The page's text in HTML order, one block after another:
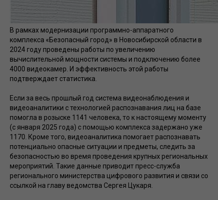
В рамках модернизации программно-аппаратного
комплекса «Безопасный город» в Новосибирской области в
2024 году проведены работы по увеличению
вычислительной мощности системы и подключению более
4000 видеокамер. И эффективность этой работы
подтверждает статистика.
Если за весь прошлый год система видеонаблюдения и
видеоаналитики с технологией распознавания лиц на базе
помогла в розыске 1141 человека, то к настоящему моменту
(с января 2025 года) с помощью комплекса задержано уже
1170. Кроме того, видеоаналитика помогает распознавать
потенциально опасные ситуации и предметы, следить за
безопасностью во время проведения крупных региональных
мероприятий. Такие данные приводит пресс-служба
регионального министерства цифрового развития и связи со
ссылкой на главу ведомства Сергея Цукаря.